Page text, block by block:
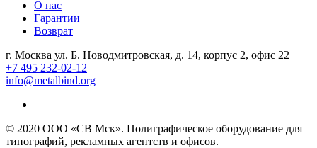
О нас
Гарантии
Возврат
г. Москва ул. Б. Новодмитровская, д. 14, корпус 2, офис 22
+7 495 232-02-12
info@metalbind.org
© 2020 ООО «СВ Мск». Полиграфическое оборудование для
типографий, рекламных агентств и офисов.